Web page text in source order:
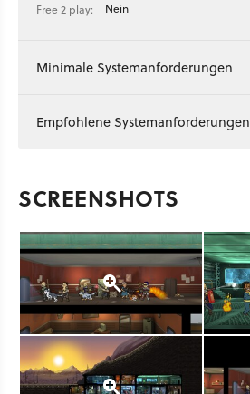
Free 2 play:
Nein
Minimale Systemanforderungen
Empfohlene Systemanforderungen
SCREENSHOTS